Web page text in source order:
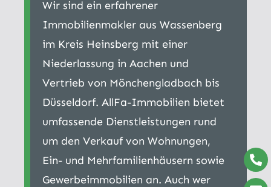
Wir sind ein erfahrener
Immobilienmakler aus Wassenberg
im Kreis Heinsberg mit einer
Niederlassung in Aachen und
Vertrieb von Mönchengladbach bis
Düsseldorf. AllFa-Immobilien bietet
umfassende Dienstleistungen rund
um den Verkauf von Wohnungen,
Ein- und Mehrfamilienhäusern sowie
Gewerbeimmobilien an. Auch wer